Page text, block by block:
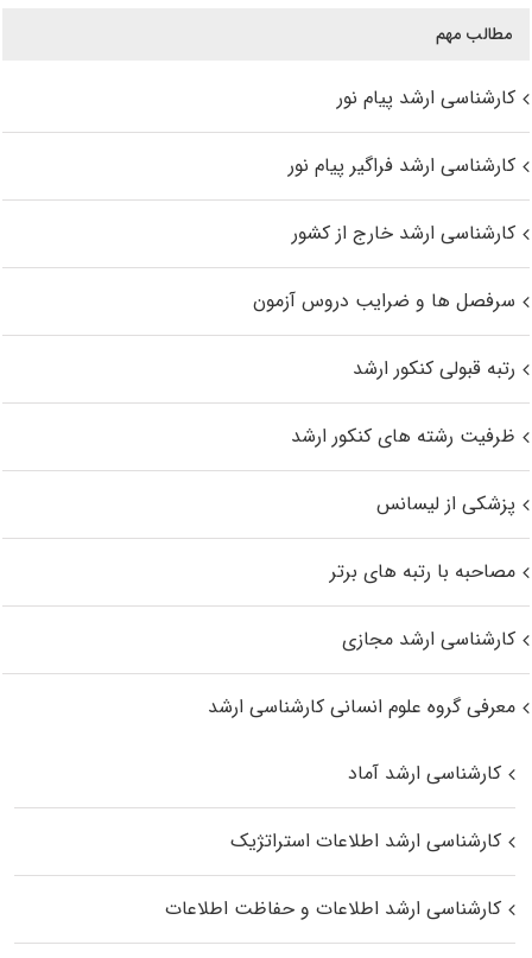
مطالب مهم
کارشناسی ارشد پیام نور
کارشناسی ارشد فراگیر پیام نور
کارشناسی ارشد خارج از کشور
سرفصل ها و ضرایب دروس آزمون
رتبه قبولی کنکور ارشد
ظرفیت رشته های کنکور ارشد
پزشکی از لیسانس
مصاحبه با رتبه های برتر
کارشناسی ارشد مجازی
معرفی گروه علوم انسانی کارشناسی ارشد
کارشناسی ارشد آماد
کارشناسی ارشد اطلاعات استراتژیک
کارشناسی ارشد اطلاعات و حفاظت اطلاعات